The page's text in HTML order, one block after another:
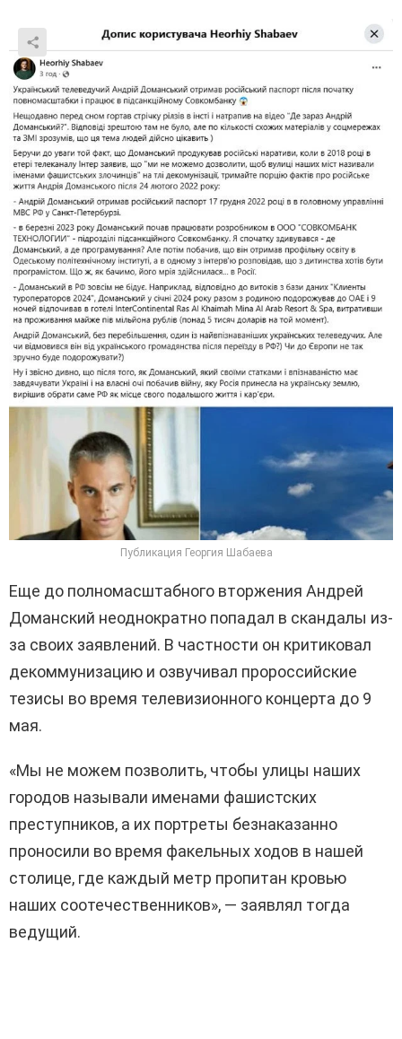
Публикация Георгия Шабаева
Еще до полномасштабного вторжения Андрей
Доманский неоднократно попадал в скандалы из-
за своих заявлений. В частности он критиковал
декоммунизацию и озвучивал пророссийские
тезисы во время телевизионного концерта до 9
мая.
«Мы не можем позволить, чтобы улицы наших
городов называли именами фашистских
преступников, а их портреты безнаказанно
проносили во время факельных ходов в нашей
столице, где каждый метр пропитан кровью
наших соотечественников», — заявлял тогда
ведущий.